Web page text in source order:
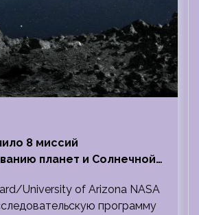
8 миссий
планет и Солнечной
University of Arizona NASA
программу